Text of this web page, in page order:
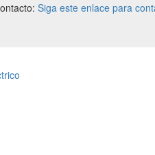
Siga este enlace para